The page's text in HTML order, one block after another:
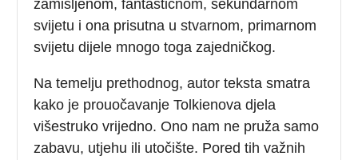
zamišljenom, fantastičnom, sekundarnom
svijetu i ona prisutna u stvarnom, primarnom
svijetu dijele mnogo toga zajedničkog.
Na temelju prethodnog, autor teksta smatra
kako je prouočavanje Tolkienova djela
višestruko vrijedno. Ono nam ne pruža samo
zabavu, utjehu ili utočište. Pored tih važnih